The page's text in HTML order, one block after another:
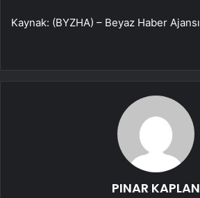
Kaynak: (BYZHA) – Beyaz Haber Ajansı
PINAR KAPLAN